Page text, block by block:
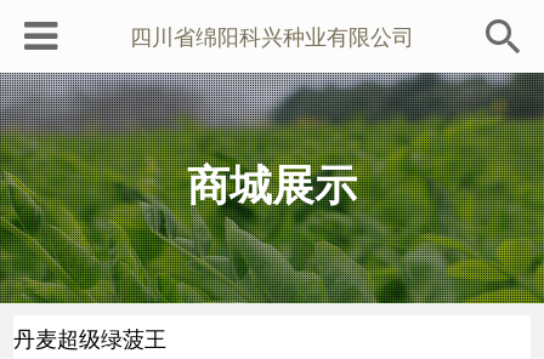
四川省绵阳科兴种业有限公司
商城展示
丹麦超级绿菠王